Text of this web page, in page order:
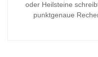
oder Heilsteine
punktgenaue